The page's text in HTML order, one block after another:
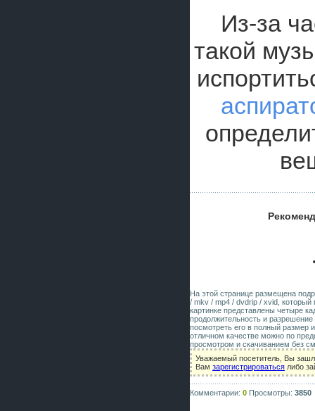
Из-за
такой
На этой странице размещена
/ mkv / mp4 / dvdrip / xvid, который
картинке представлены четыре
продолжительность и
посмотреть его в полный размер
отличном качестве можно по
просмотром и скачиванием без
Уважаемый посетитель, Вы
Вам зарегистрироваться либо
Комментарии: 0 Просмотры: 3850